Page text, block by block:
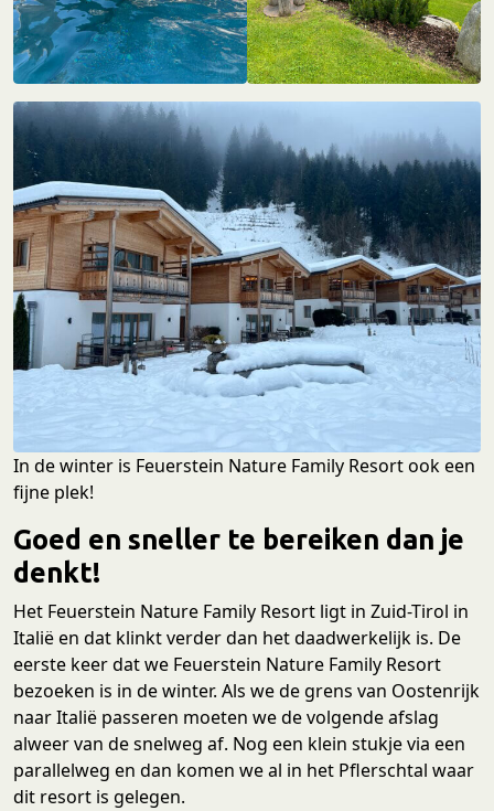
In de winter is Feuerstein Nature Family Resort ook een
fijne plek!
Goed en sneller te bereiken dan je
denkt!
Het Feuerstein Nature Family Resort ligt in Zuid-Tirol in
Italië en dat klinkt verder dan het daadwerkelijk is. De
eerste keer dat we Feuerstein Nature Family Resort
bezoeken is in de winter. Als we de grens van Oostenrijk
naar Italië passeren moeten we de volgende afslag
alweer van de snelweg af. Nog een klein stukje via een
parallelweg en dan komen we al in het Pflerschtal waar
dit resort is gelegen.